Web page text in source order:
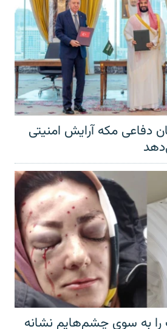
دفاعی مکه آرایش امنیتی
را به سوی چشم‌هایم نشانه